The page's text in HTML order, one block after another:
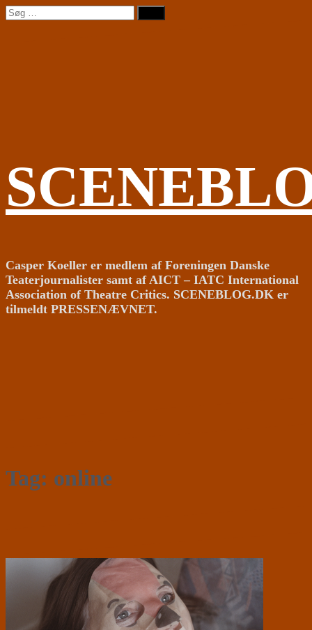
Videre
til
Søg
efter:
Casper Koeller er medlem af Foreningen Danske
Teaterjournalister samt af AICT – IATC International
Association of Theatre Critics. SCENEBLOG.DK er
tilmeldt PRESSENÆVNET.
Tag: online